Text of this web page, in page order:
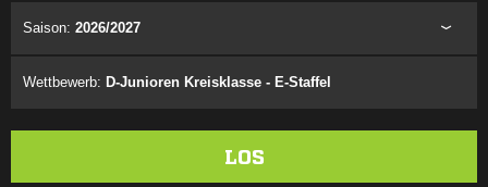
Saison: 2026/2027
Wettbewerb: D-Junioren Kreisklasse - E-Staffel
LOS